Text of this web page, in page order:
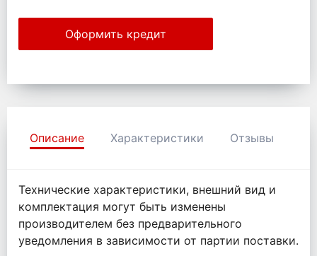
Оформить кредит
Описание Характеристики Отзывы
Технические характеристики, внешний вид и
комплектация могут быть изменены
производителем без предварительного
уведомления в зависимости от партии поставки.